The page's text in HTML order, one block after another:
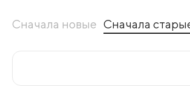
Сначала новые Сначала